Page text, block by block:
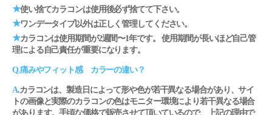
★使い捨てカラコンは使用後必ず捨てて下さい。
★ワンデータイプ以外は正しく管理してください。
★カラコンは使用期間が2週間〜1年です。 使用期間が長いほど自己管
理による自己責任が重要になります。
Q.痛みやフィット感 カラーの違い？
A.カラコンは、製造日によって形や色が若干異なる場合があり、サイ
トの画像と実際のカラコンの色はモニター環境により若干異なる場合
があります。手頃な価格で販売させて頂いているので、上記の理由で